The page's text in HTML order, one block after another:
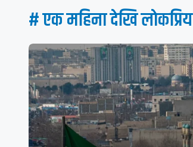
# एक महिना देखि लाेकप्रिय